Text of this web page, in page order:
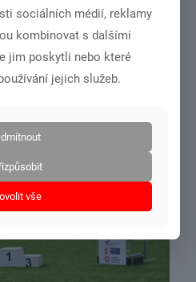
DSC01001
27.6.-28.6.2026
sociálních médií, reklamy
kombinovat s dalšími
jim poskytli nebo které
jejich služeb.
vše